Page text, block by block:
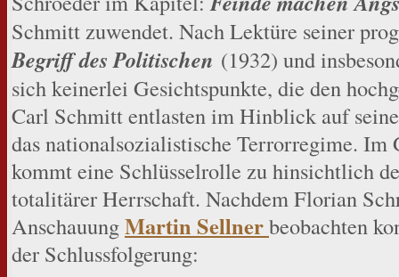
Schmitt zuwendet. Nach Lektüre seiner
Begriff des Politischen (1932) und
sich keinerlei Gesichtspunkte, die den
Carl Schmitt entlasten im Hinblick auf
das nationalsozialistische Terrorregime.
kommt eine Schlüsselrolle zu hinsichtlich
totalitärer Herrschaft. Nachdem Florian
AnschauungMartin Sellnerbeobachten
der Schlussfolgerung: